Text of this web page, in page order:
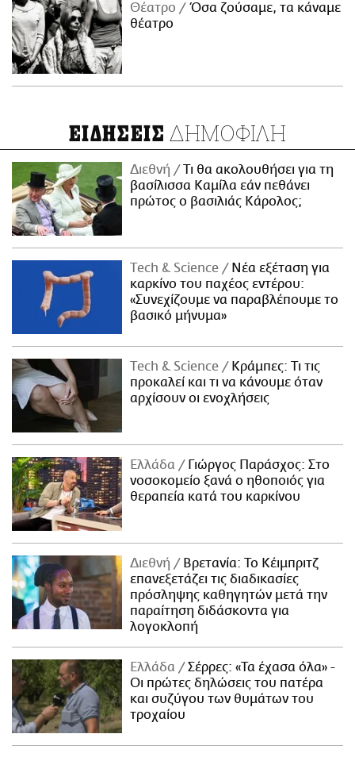
Θέατρο
Όσα ζούσαμε, τα κάναμε
θέατρο
ΕΙΔΗΣΕΙΣ ΔΗΜΟΦΙΛΗ
Διεθνή
Τι θα ακολουθήσει για τη
βασίλισσα Καμίλα εάν πεθάνει
πρώτος ο βασιλιάς Κάρολος;
Τech & Science
Νέα εξέταση για
καρκίνο του παχέος εντέρου:
«Συνεχίζουμε να παραβλέπουμε το
βασικό μήνυμα»
Τech & Science
Κράμπες: Τι τις
προκαλεί και τι να κάνουμε όταν
αρχίσουν οι ενοχλήσεις
Ελλάδα
Γιώργος Παράσχος: Στο
νοσοκομείο ξανά ο ηθοποιός για
θεραπεία κατά του καρκίνου
Διεθνή
Βρετανία: Το Κέιμπριτζ
επανεξετάζει τις διαδικασίες
πρόσληψης καθηγητών μετά την
παραίτηση διδάσκοντα για
λογοκλοπή
Ελλάδα
Σέρρες: «Τα έχασα όλα» -
Οι πρώτες δηλώσεις του πατέρα
και συζύγου των θυμάτων του
τροχαίου